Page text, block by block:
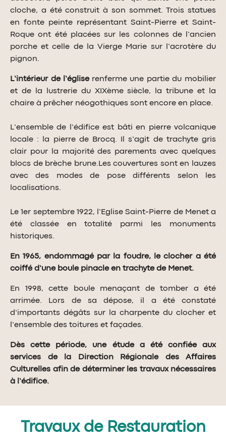
cloche, a été construit à son sommet. Trois statues
en fonte peinte représentant Saint-Pierre et Saint-
Roque ont été placées sur les colonnes de l’ancien
porche et celle de la Vierge Marie sur l’acrotère du
pignon.
L’intérieur de l’égliserenferme une partie du mobilier
et de la lustrerie du XIXème siècle, la tribune et la
chaire à prêcher néogothiques sont encore en place.
L’ensemble de l’édifice est bâti en pierre volcanique
locale : la pierre de Brocq. Il s’agit de trachyte gris
clair pour la majorité des parements avec quelques
blocs de brèche brune.Les couvertures sont en lauzes
avec des modes de pose différents selon les
localisations.
Le 1er septembre 1922, l’Eglise Saint-Pierre de Menet a
été classée en totalité parmi les monuments
historiques.
En 1965, endommagé par la foudre, le clocher a été
coiffé d’une boule pinacle en trachyte de Menet.
En 1998, cette boule menaçant de tomber a été
arrimée. Lors de sa dépose, il a été constaté
d’importants dégâts sur la charpente du clocher et
l’ensemble des toitures et façades.
Dès cette période, une étude a été confiée aux
services de la Direction Régionale des Affaires
Culturelles afin de déterminer les travaux nécessaires
à l’édifice.
Travaux de Restauration